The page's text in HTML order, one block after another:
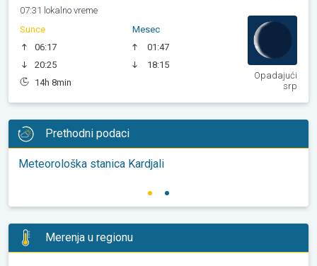
07:31 lokalno vreme
Sunce
06:17
20:25
14h 8min
Mesec
01:47
18:15
Opadajući
srp
Prethodni podaci
Meteorološka stanica Kardjali
Merenja u regionu